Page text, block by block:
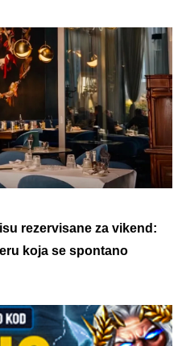
rezervisane za vikend:
koja se spontano